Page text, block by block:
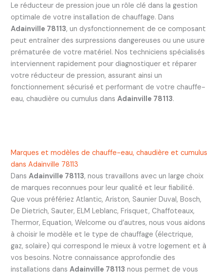
Le réducteur de pression joue un rôle clé dans la gestion
optimale de votre installation de chauffage. Dans
Adainville 78113, un dysfonctionnement de ce composant
peut entraîner des surpressions dangereuses ou une usure
prématurée de votre matériel. Nos techniciens spécialisés
interviennent rapidement pour diagnostiquer et réparer
votre réducteur de pression, assurant ainsi un
fonctionnement sécurisé et performant de votre chauffe-
eau, chaudière ou cumulus dans Adainville 78113.
Marques et modèles de chauffe-eau, chaudière et cumulus
dans Adainville 78113
Dans Adainville 78113, nous travaillons avec un large choix
de marques reconnues pour leur qualité et leur fiabilité.
Que vous préfériez Atlantic, Ariston, Saunier Duval, Bosch,
De Dietrich, Sauter, ELM Leblanc, Frisquet, Chaffoteaux,
Thermor, Equation, Welcome ou d’autres, nous vous aidons
à choisir le modèle et le type de chauffage (électrique,
gaz, solaire) qui correspond le mieux à votre logement et à
vos besoins. Notre connaissance approfondie des
installations dans Adainville 78113 nous permet de vous